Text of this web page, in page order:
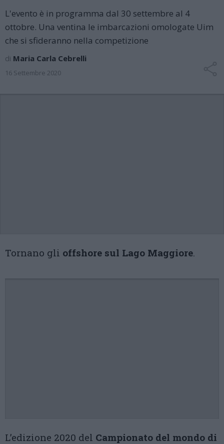
L'evento è in programma dal 30 settembre al 4
ottobre. Una ventina le imbarcazioni omologate Uim
che si sfideranno nella competizione
di Maria Carla Cebrelli
16 Settembre 2020
Tornano gli offshore sul Lago Maggiore.
L’edizione 2020 del Campionato del mondo di